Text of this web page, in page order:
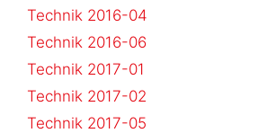
Technik 2016-04
Technik 2016-06
Technik 2017-01
Technik 2017-02
Technik 2017-05